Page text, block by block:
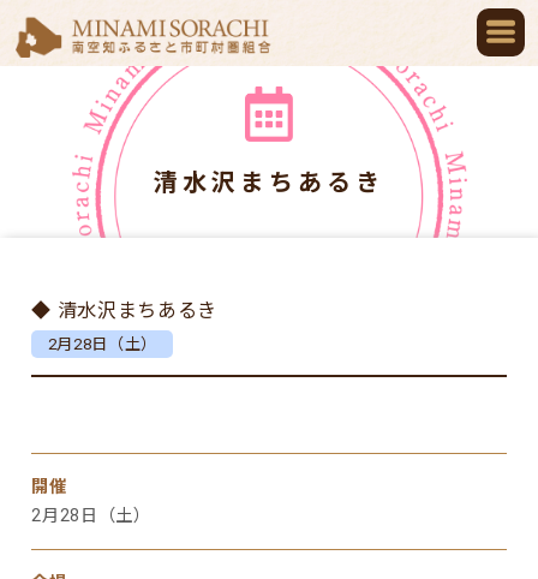
清水沢まちあるき
◆ 清水沢まちあるき
2月28日（土）
開催
2月28日（土）